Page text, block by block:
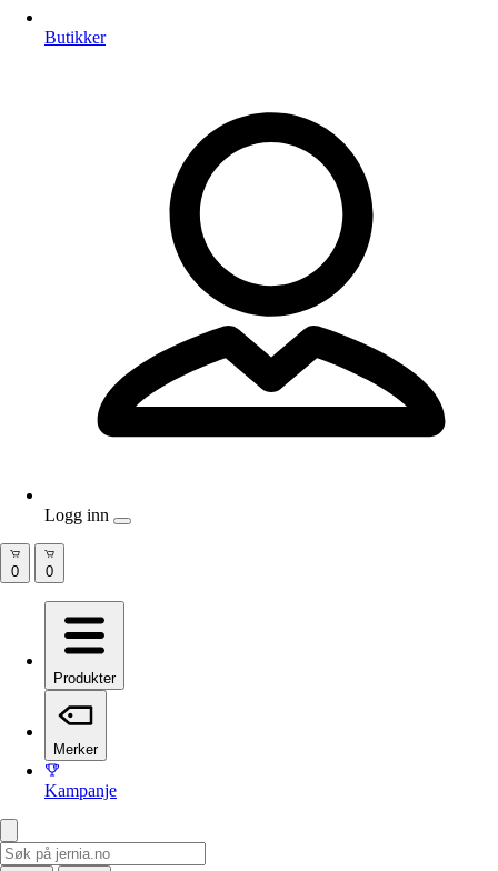
Butikker
Produkter
Merker
Kampanje